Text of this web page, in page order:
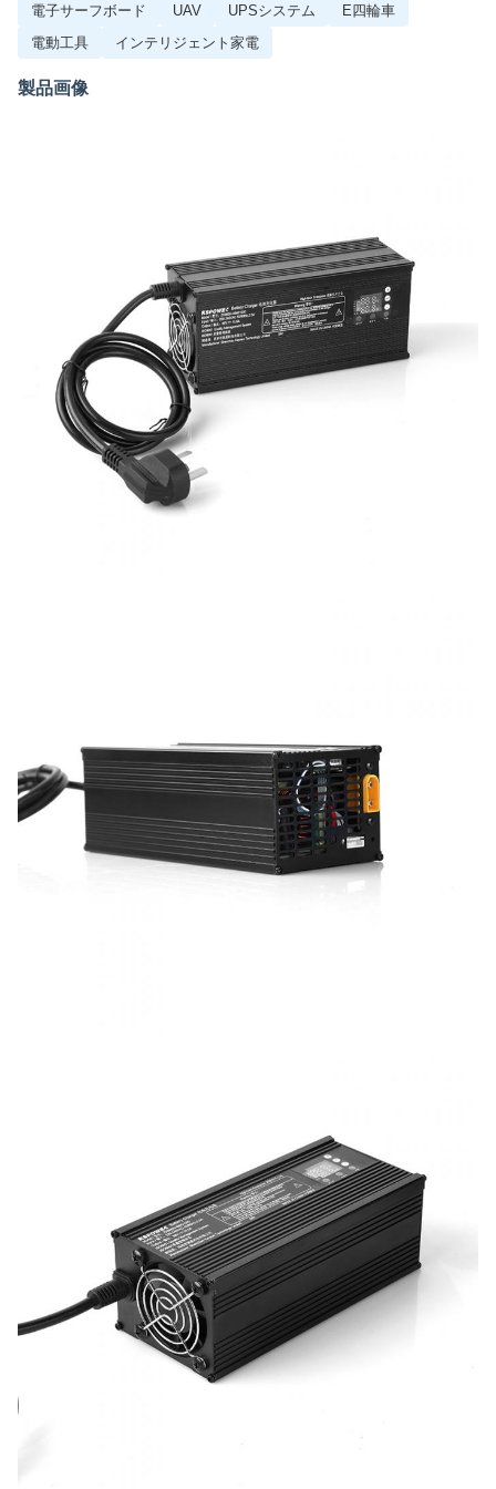
電子サーフボード
UAV UPSシステム
E四輪車
電動工具
インテリジェント家電
製品画像